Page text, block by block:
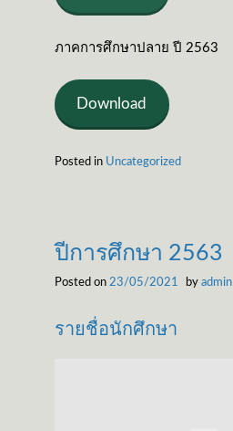
ภาคการศึกษาปลาย ปี 2563
Download
Posted in Uncategorized
ปีการศึกษา 2563
Posted on 23/05/2021 by admin
รายชื่อนักศึกษา